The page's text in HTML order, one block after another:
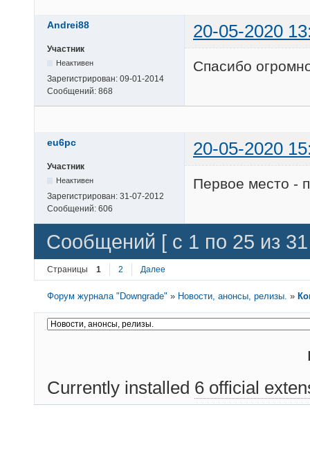
Andrei88 20-05-2020
Участник
Неактивен
Зарегистрирован: 09-01-2014
Сообщений: 868
Спасибо
eu6pc 20-05-2020
Участник
Неактивен
Зарегистрирован: 31-07-2012
Сообщений: 606
Первое место -
Сообщений [ с 1 по 25 из
Страницы 1 2 Далее
Форум журнала "Downgrade" » Новости, анонсы, релизы. »
Currently installed 6 official